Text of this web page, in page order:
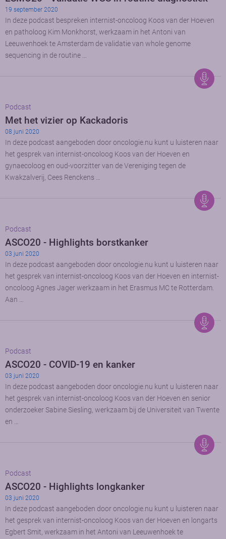
19 september 2020
In deze podcast bespreken internist-oncoloog Koos van der Hoeven
en patholoog Kim Monkhorst, werkzaam in het Antoni van
Leeuwenhoek te Amsterdam de validatie van whole genome
sequencing in de routine …
Podcast
Met het vizier op Kackadoris
08 juni 2020
In deze podcast aangeboden door oncologie.nu kunt u luisteren naar
het gesprek van internist-oncoloog Koos van der Hoeven en
gynaecoloog en oud-voorzitter van de Vereniging tegen de
Kwakzalverij, Cees Renckens …
Podcast
ASCO20 - Highlights borstkanker
03 juni 2020
In deze podcast aangeboden door oncologie.nu kunt u luisteren naar
het gesprek van internist-oncoloog Koos van der Hoeven en internist-
oncoloog Agnes Jager werkzaam in het Erasmus MC te Rotterdam.
Aan …
Podcast
ASCO20 - COVID-19 en kanker
03 juni 2020
In deze podcast aangeboden door oncologie.nu kunt u luisteren naar
het gesprek van internist-oncoloog Koos van der Hoeven en senior
onderzoeker Sabine Siesling, werkzaam bij de Universiteit van Twente
en …
Podcast
ASCO20 - Highlights longkanker
03 juni 2020
In deze podcast aangeboden door oncologie.nu kunt u luisteren naar
het gesprek van internist-oncoloog Koos van der Hoeven en longarts
Egbert Smit, werkzaam in het Antoni van Leeuwenhoek te